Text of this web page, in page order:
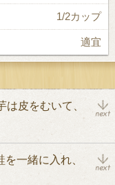
1/2カップ
適宜
皮をむいて、
一緒に入れ、